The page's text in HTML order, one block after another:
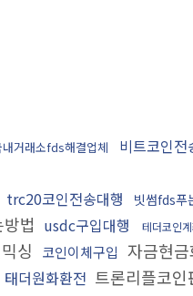
내거래소fds해결업체 비트코인전
trc20코인전송대행
빗썸fds푸
법 usdc구입대행 테더코인
싱 코인이체구입 자금현
태더원화환전 트론리플코인